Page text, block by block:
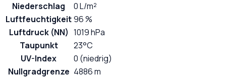
Niederschlag
0 L/m²
Luftfeuchtigkeit96 %
Luftdruck (NN) 1019 hPa
Taupunkt
23°C
UV-Index
0 (niedrig)
Nullgradgrenze 4886 m